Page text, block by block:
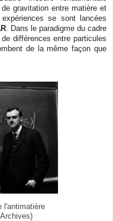
gravitation entre matière et
se sont lancées
. Dans le paradigme du cadre
différences entre particules
de la même façon que
l'antimatière